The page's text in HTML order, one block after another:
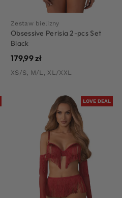
Zestaw bielizny
Obsessive Perisia 2-pcs Set
Black
179,99zł
XS/S, M/L, XL/XXL
LOVE DEAL